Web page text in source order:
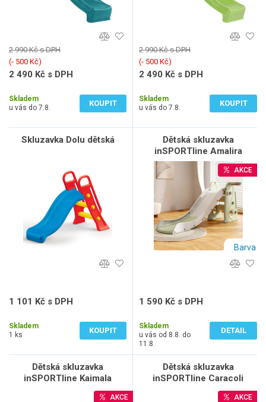
2 990 Kč s DPH
(‐ 500 Kč)
2 490 Kč s DPH
Skladem
u vás do 7.8.
KOUPIT
2 990 Kč s DPH
(‐ 500 Kč)
2 490 Kč s DPH
Skladem
u vás do 7.8.
KOUPIT
Skluzavka Dolu dětská
1 101 Kč s DPH
Skladem
1 ks
KOUPIT
Dětská skluzavka
inSPORTline Amalira
AKCE
Barva
1 590 Kč s DPH
Skladem
u vás od 8.8. do
11.8.
DETAIL
Dětská skluzavka
inSPORTline Kaimala
AKCE
Dětská skluzavka
inSPORTline Caracoli
AKCE